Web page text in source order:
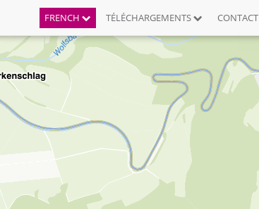
FRENCH TÉLÉCHARGEMENTS CONTACT